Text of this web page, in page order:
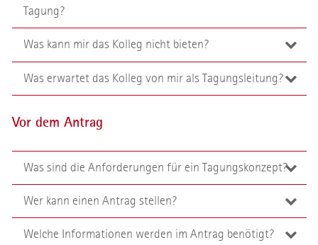
Tagung?
1. Infrastruktur und technische Unterstützung
Elegante und moderne Infrastruktur
Umfassende medientechnische Unterstützung bei
Durchführung der Tagung
Veranstaltung per Zoom®
Mitschnitt, Bearbeitung, Archivierung von
öffentlichen Vorträgen
2. Planung und Organisation
Was kann mir das Kolleg nicht bieten?
1. Unterkunft und Reiseplanung
Buchung und Organisation von Hotels und
Unterkünften
Unterstützung bei der Reiseplanung von
Referierenden und Teilnehmenden
2. Außerordentliche Serviceleistungen
Nacht- und Notdienst
Was erwartet das Kolleg von mir als Tagungsleitung?
tatkräftige personelle Unterstützung durch die
Tagungsleitung und ihre Mitarbeitenden
klare und einheitliche Kommunikation nach innen
und außen
rechtzeitige Mitteilung von Änderungen der
Voraussetzungen und Abläufe
Vor dem Antrag
Was sind die Anforderungen für ein Tagungskonzept?
Antragstellende Person:Antragstellende müssen
grundsätzlich Angehörige der Universität
Greifswald sein. Mitglieder der außeruniversitären
Wer kann einen Antrag stellen?
Antragstellende müssen grundsätzlich Angehörige der
Welche Informationen werden im Antrag benötigt?